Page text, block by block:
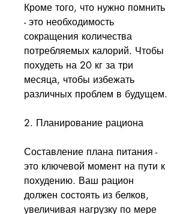
Кроме того, что нужно помнить
- это необходимость
сокращения количества
потребляемых калорий. Чтобы
похудеть на 20 кг за три
месяца, чтобы избежать
различных проблем в будущем.
2. Планирование рациона
Составление плана питания -
это ключевой момент на пути к
похудению. Ваш рацион
должен состоять из белков,
увеличивая нагрузку по мере